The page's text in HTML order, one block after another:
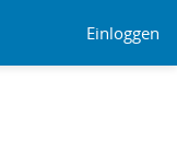
Einloggen